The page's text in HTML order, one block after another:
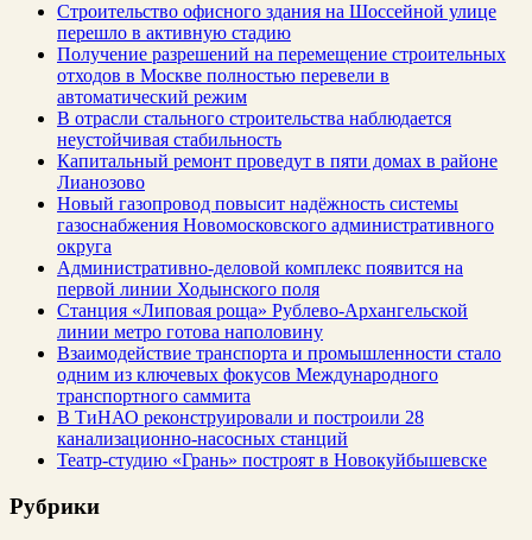
Строительство офисного здания на Шоссейной улице
перешло в активную стадию
Получение разрешений на перемещение строительных
отходов в Москве полностью перевели в
автоматический режим
В отрасли стального строительства наблюдается
неустойчивая стабильность
Капитальный ремонт проведут в пяти домах в районе
Лианозово
Новый газопровод повысит надёжность системы
газоснабжения Новомосковского административного
округа
Административно-деловой комплекс появится на
первой линии Ходынского поля
Станция «Липовая роща» Рублево-Архангельской
линии метро готова наполовину
Взаимодействие транспорта и промышленности стало
одним из ключевых фокусов Международного
транспортного саммита
В ТиНАО реконструировали и построили 28
канализационно-насосных станций
Театр-студию «Грань» построят в Новокуйбышевске
Рубрики